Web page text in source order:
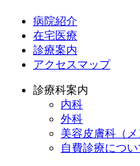
病院紹介
在宅医療
診療案内
アクセスマップ
診療科案内
内科
外科
美容皮膚科（メ
自費診療につい